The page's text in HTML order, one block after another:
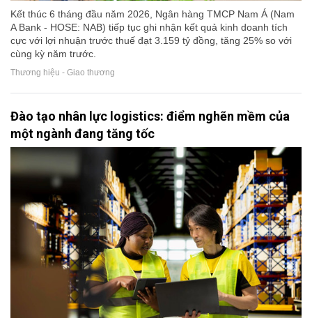
Kết thúc 6 tháng đầu năm 2026, Ngân hàng TMCP Nam Á (Nam
A Bank - HOSE: NAB) tiếp tục ghi nhận kết quả kinh doanh tích
cực với lợi nhuận trước thuế đạt 3.159 tỷ đồng, tăng 25% so với
cùng kỳ năm trước.
Thương hiệu - Giao thương
Đào tạo nhân lực logistics: điểm nghẽn mềm của
một ngành đang tăng tốc